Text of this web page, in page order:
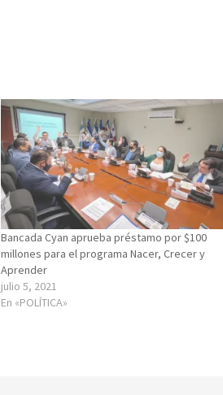
Bancada Cyan aprueba préstamo por $100
millones para el programa Nacer, Crecer y
Aprender
julio 5, 2021
En «POLÍTICA»